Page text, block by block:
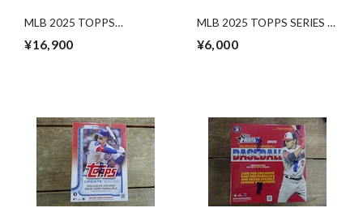
MLB 2025 TOPPS
BOX
¥16,900
MLB 2025 TOPPS SERIES 2
¥6,000